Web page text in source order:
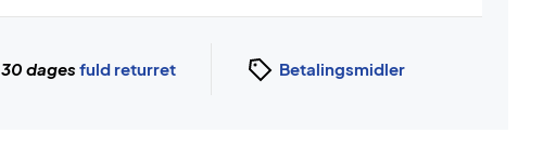
30 dages fuld returret Betalingsmidler